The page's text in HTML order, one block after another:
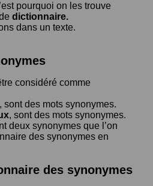
pourquoi on les trouve
dictionnaire.
dans un texte.
considéré comme
, sont des mots synonymes.
, sont des mots synonymes.
deux synonymes que l’on
des synonymes en
des synonymes